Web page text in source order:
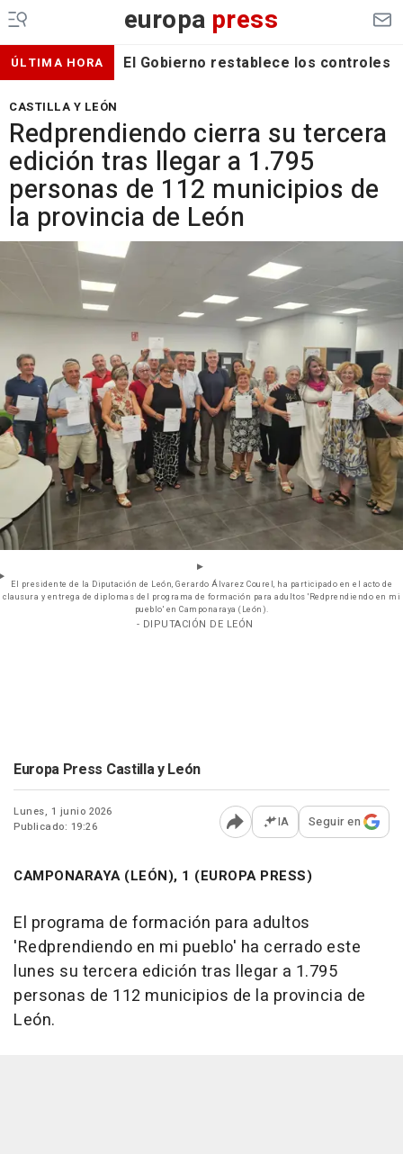
europa press
ÚLTIMA HORA El Gobierno restablece los
CASTILLA Y LEÓN
Redprendiendo cierra su tercera
edición tras llegar a 1.795
personas de 112 municipios de
la provincia de León
El presidente de la Diputación de León, Gerardo Álvarez Courel, ha participado en el acto de
clausura y entrega de diplomas del programa de formación para adultos 'Redprendiendo en mi
pueblo' en Camponaraya (León).
- DIPUTACIÓN DE LEÓN
Europa Press Castilla y León
Lunes, 1 junio 2026
Publicado: 19:26
Abrir opciones para
IA Seguir en
CAMPONARAYA (LEÓN), 1 (EUROPA PRESS)
El programa de formación para adultos
'Redprendiendo en mi pueblo' ha cerrado este
lunes su tercera edición tras llegar a 1.795
personas de 112 municipios de la provincia de
León.